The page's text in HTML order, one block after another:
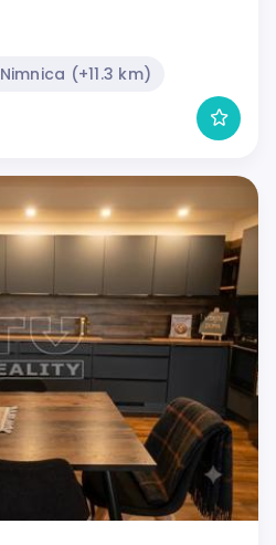
Nimnica (+11.3 km)